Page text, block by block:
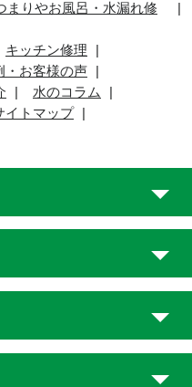
まりやお風呂・水漏れ修
キッチン修理
・お客様の声
水のコラム
イトマップ